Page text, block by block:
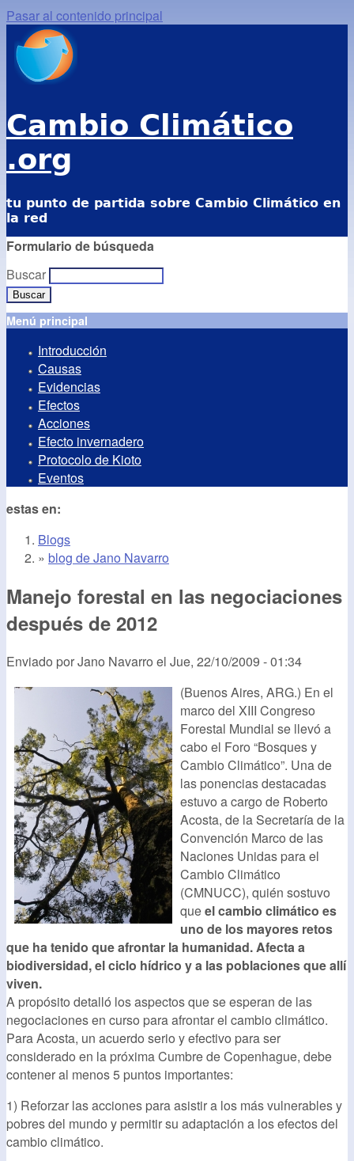
Pasar al contenido principal
Cambio Climático
.org
tu punto de partida sobre Cambio Climático en
la red
Formulario de búsqueda
Buscar
Menú principal
Introducción
Causas
Evidencias
Efectos
Acciones
Efecto invernadero
Protocolo de Kioto
Eventos
estas en:
Blogs
» blog de Jano Navarro
Manejo forestal en las negociaciones
después de 2012
Enviado porJano Navarro el Jue, 22/10/2009 - 01:34
(Buenos Aires, ARG.) En el
marco del XIII Congreso
Forestal Mundial se llevó a
cabo el Foro “Bosques y
Cambio Climático”. Una de
las ponencias destacadas
estuvo a cargo de Roberto
Acosta, de la Secretaría de la
Convención Marco de las
Naciones Unidas para el
Cambio Climático
(CMNUCC), quién sostuvo
queel cambio climático es
uno de los mayores retos
que ha tenido que afrontar la humanidad. Afecta a
biodiversidad, el ciclo hídrico y a las poblaciones que allí
viven.
A propósito detalló los aspectos que se esperan de las
negociaciones en curso para afrontar el cambio climático.
Para Acosta, un acuerdo serio y efectivo para ser
considerado en la próxima Cumbre de Copenhague, debe
contener al menos 5 puntos importantes:
1) Reforzar las acciones para asistir a los más vulnerables y
pobres del mundo y permitir su adaptación a los efectos del
cambio climático.